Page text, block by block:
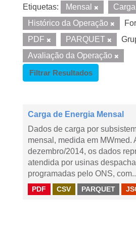
Etiquetas: Mensal
Carga
Histórico da Operação
PDF
PARQUET
Avaliação da Operação
Filtrar Resultados
Carga de Energia Mensal
Dados de carga por
mensal, medida em MWmed.
dezembro/2014, os dados
atendida por usinas
programadas pelo ONS,
PDF CSV PARQUET